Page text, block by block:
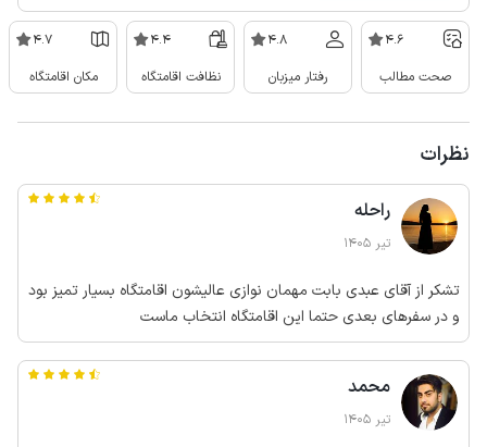
4.6
صحت مطالب
4.8
رفتار میزبان
4.4
نظافت اقامتگاه
4.7
مکان اقامتگاه
نظرات
راحله
تیر 1405
تشکر از آقای عبدی بابت مهمان نوازی عالیشون اقامتگاه بسیار تمیز بود
و در سفرهای بعدی حتما این اقامتگاه انتخاب ماست
محمد
تیر 1405